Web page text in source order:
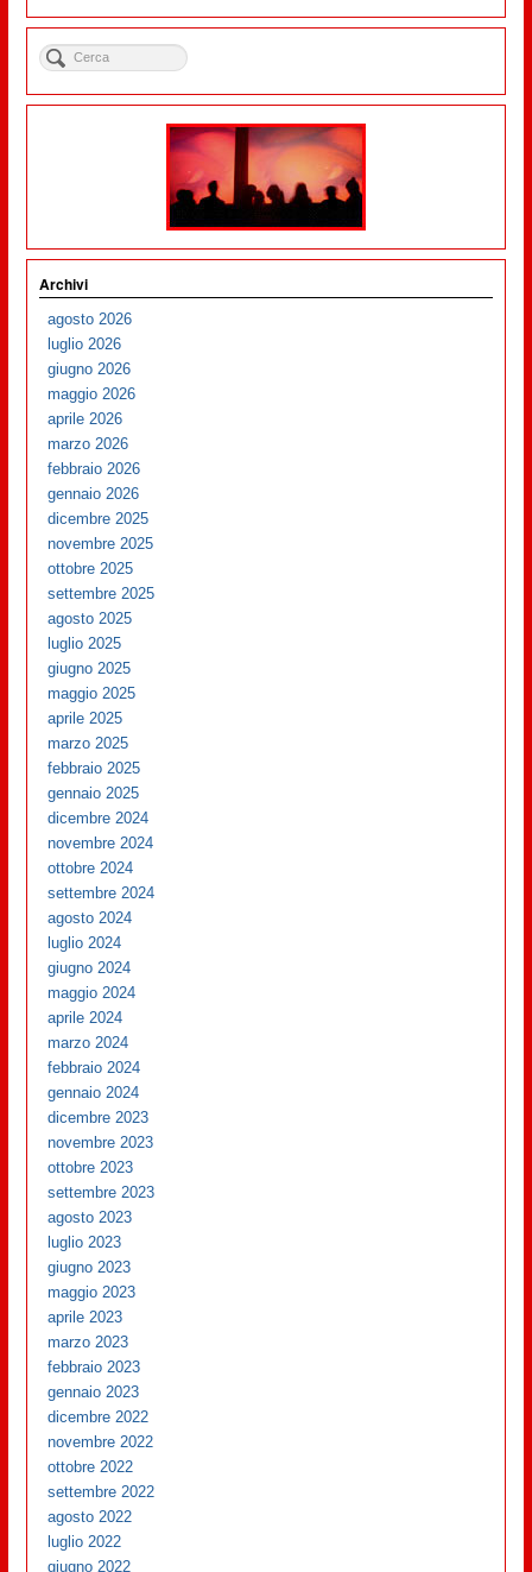
Archivi
agosto 2026
luglio 2026
giugno 2026
maggio 2026
aprile 2026
marzo 2026
febbraio 2026
gennaio 2026
dicembre 2025
novembre 2025
ottobre 2025
settembre 2025
agosto 2025
luglio 2025
giugno 2025
maggio 2025
aprile 2025
marzo 2025
febbraio 2025
gennaio 2025
dicembre 2024
novembre 2024
ottobre 2024
settembre 2024
agosto 2024
luglio 2024
giugno 2024
maggio 2024
aprile 2024
marzo 2024
febbraio 2024
gennaio 2024
dicembre 2023
novembre 2023
ottobre 2023
settembre 2023
agosto 2023
luglio 2023
giugno 2023
maggio 2023
aprile 2023
marzo 2023
febbraio 2023
gennaio 2023
dicembre 2022
novembre 2022
ottobre 2022
settembre 2022
agosto 2022
luglio 2022
giugno 2022